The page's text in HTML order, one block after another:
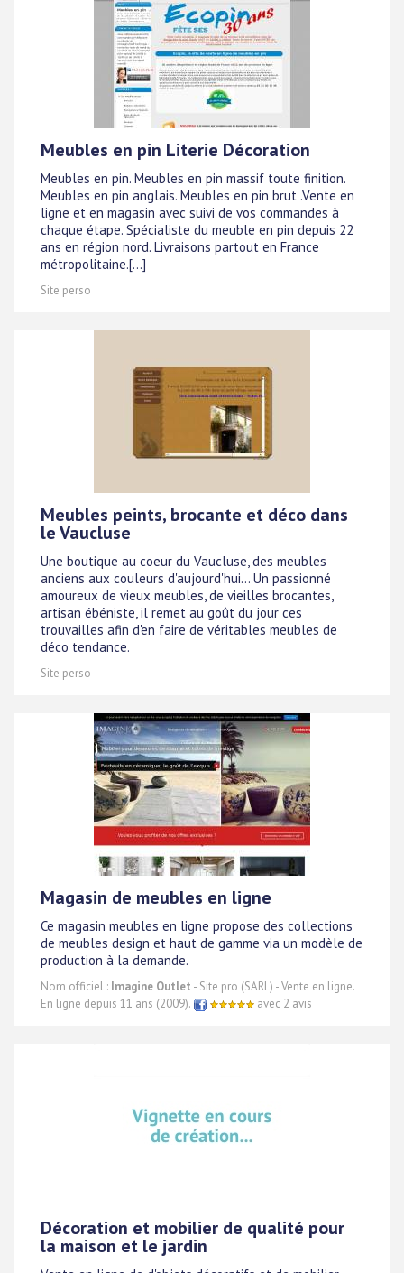
Meubles en pin Literie Décoration
Meubles en pin. Meubles en pin massif toute finition.
Meubles en pin anglais. Meubles en pin brut .Vente en
ligne et en magasin avec suivi de vos commandes à
chaque étape. Spécialiste du meuble en pin depuis 22
ans en région nord. Livraisons partout en France
métropolitaine.[...]
Site perso
Meubles peints, brocante et déco dans
le Vaucluse
Une boutique au coeur du Vaucluse, des meubles
anciens aux couleurs d'aujourd'hui... Un passionné
amoureux de vieux meubles, de vieilles brocantes,
artisan ébéniste, il remet au goût du jour ces
trouvailles afin d'en faire de véritables meubles de
déco tendance.
Site perso
Magasin de meubles en ligne
Ce magasin meubles en ligne propose des collections
de meubles design et haut de gamme via un modèle de
production à la demande.
Nom officiel : Imagine Outlet - Site pro (SARL) - Vente en ligne.
En ligne depuis 11 ans (2009).
avec 2 avis
Décoration et mobilier de qualité pour
la maison et le jardin